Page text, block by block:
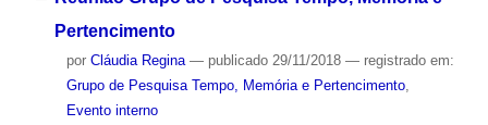
Pertencimento
por Cláudia Regina — publicado29/11/2018 — registrado em:
Grupo de Pesquisa Tempo, Memória e Pertencimento,
Evento interno